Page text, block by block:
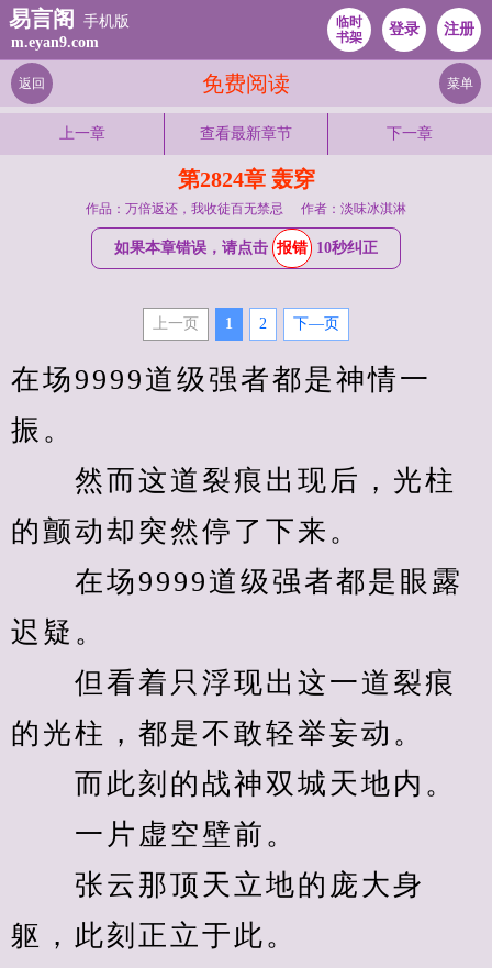
易言阁
手机版
m.eyan9.com
临时
书架
登录 注册
免费阅读
返回 菜单
上一章 查看最新章节 下一章
第2824章 轰穿
作品：万倍返还，我收徒百无禁忌 作者：淡味冰淇淋
如果本章错误，请点击 报错 10秒纠正
上一页 1 2 下—页
在场9999道级强者都是神情一
振。
然而这道裂痕出现后，光柱
的颤动却突然停了下来。
在场9999道级强者都是眼露
迟疑。
但看着只浮现出这一道裂痕
的光柱，都是不敢轻举妄动。
而此刻的战神双城天地内。
一片虚空壁前。
张云那顶天立地的庞大身
躯，此刻正立于此。